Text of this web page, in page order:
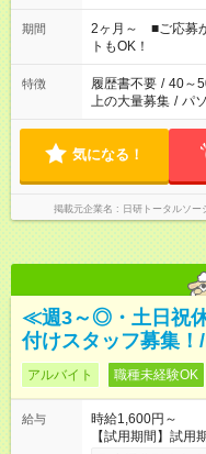
「家族とお休みを
など、あなたのご希
ーク希望の方へ 今
のお仕事の勤務時
ません
期間
2ヶ月～ ■ご応募
トもOK！
特徴 履歴書不要 / 40～
上の大量募集 / パ
気になる！
掲載元企業名 日研トータルソ
≪週3～◎・土日祝
付けスタッフ募集
アルバイト 職種未経験OK
給与
時給1,600円～
【試用期間】試用